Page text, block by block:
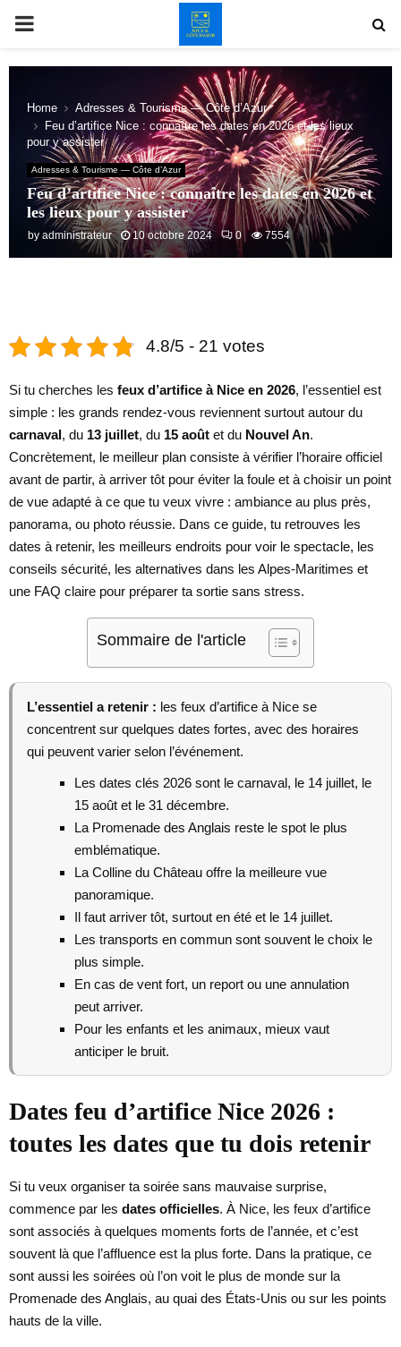
PRIMARY
MENU
Home
Adresses & Tourisme — Côte d’Azur
Feu d’artifice Nice : connaître les dates en 2026 et les lieux
pour y assister
Adresses & Tourisme — Côte d’Azur
Feu d’artifice Nice : connaître les dates en 2026 et
les lieux pour y assister
by administrateur 10 octobre 2024 0 7554
4.8/5 - 21 votes
Si tu cherches les feux d’artifice à Nice en 2026, l’essentiel est
simple : les grands rendez-vous reviennent surtout autour du
carnaval, du 13 juillet, du 15 août et du Nouvel An.
Concrètement, le meilleur plan consiste à vérifier l’horaire officiel
avant de partir, à arriver tôt pour éviter la foule et à choisir un point
de vue adapté à ce que tu veux vivre : ambiance au plus près,
panorama, ou photo réussie. Dans ce guide, tu retrouves les
dates à retenir, les meilleurs endroits pour voir le spectacle, les
conseils sécurité, les alternatives dans les Alpes-Maritimes et
une FAQ claire pour préparer ta sortie sans stress.
Sommaire de l'article
L’essentiel a retenir : les feux d’artifice à Nice se
concentrent sur quelques dates fortes, avec des horaires
qui peuvent varier selon l’événement.
Les dates clés 2026 sont le carnaval, le 14 juillet, le
15 août et le 31 décembre.
La Promenade des Anglais reste le spot le plus
emblématique.
La Colline du Château offre la meilleure vue
panoramique.
Il faut arriver tôt, surtout en été et le 14 juillet.
Les transports en commun sont souvent le choix le
plus simple.
En cas de vent fort, un report ou une annulation
peut arriver.
Pour les enfants et les animaux, mieux vaut
anticiper le bruit.
Dates feu d’artifice Nice 2026 :
toutes les dates que tu dois retenir
Si tu veux organiser ta soirée sans mauvaise surprise,
commence par les dates officielles. À Nice, les feux d’artifice
sont associés à quelques moments forts de l’année, et c’est
souvent là que l’affluence est la plus forte. Dans la pratique, ce
sont aussi les soirées où l’on voit le plus de monde sur la
Promenade des Anglais, au quai des États-Unis ou sur les points
hauts de la ville.